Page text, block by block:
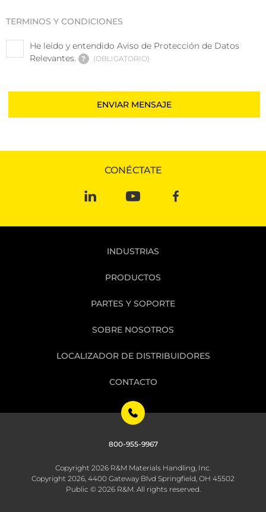
TERMINOS Y CONDICIONES
He leído y entendido Aviso de Protección de Datos
Relevantes.
? OBLIGATORIO
CONÉCTATE
INDUSTRIAS
PRODUCTOS
PARTES Y SOPORTE
SOBRE NOSOTROS
LOCALIZADOR DE DISTRIBUIDORES
CONTACTO
800-955-9967
Copyright 2026 R&M Materials Handling, Inc.
Copyright 2026, 4400 Gateway Blvd Springfield, OH 45502
Public © 2026 R&M. All rights reserved.